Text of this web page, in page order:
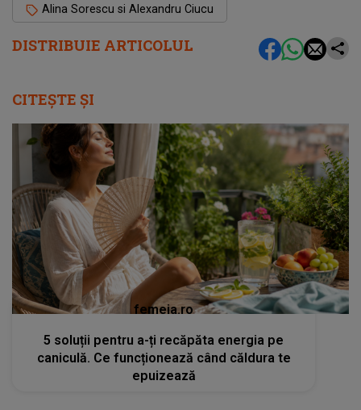
DISTRIBUIE ARTICOLUL
Alina Sorescu si Alexandru Ciucu
CITEȘTE ȘI
femeia.ro
5 soluții pentru a-ți recăpăta energia pe
caniculă. Ce funcționează când căldura te
epuizează